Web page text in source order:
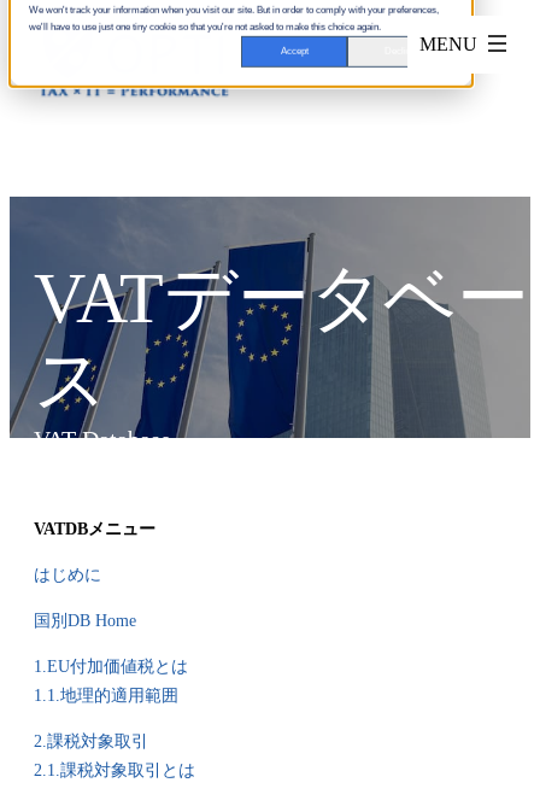
We won't track your information when you visit our site. But in order to comply with your preferences,
we'll have to use just one tiny cookie so that you're not asked to make this choice again.
Accept
VATデータベー
ス
VAT Database
VATDBメニュー
はじめに
国別DB Home
1.EU付加価値税とは
1.1.地理的適用範囲
2.課税対象取引
2.1.課税対象取引とは